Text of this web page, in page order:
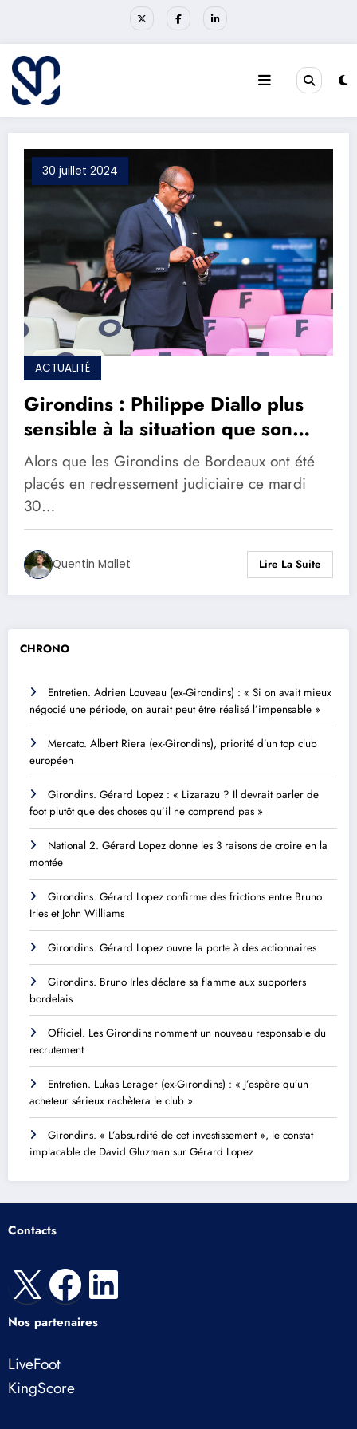
30 juillet 2024
ACTUALITÉ
Girondins : Philippe Diallo plus
sensible à la situation que son
prédécesseur
Alors que les Girondins de Bordeaux ont été
placés en redressement judiciaire ce mardi
30…
Quentin Mallet Lire La Suite
CHRONO
Entretien. Adrien Louveau (ex-Girondins) : « Si on avait mieux
négocié une période, on aurait peut être réalisé l’impensable »
Mercato. Albert Riera (ex-Girondins), priorité d’un top club
européen
Girondins. Gérard Lopez : « Lizarazu ? Il devrait parler de
foot plutôt que des choses qu’il ne comprend pas »
National 2. Gérard Lopez donne les 3 raisons de croire en la
montée
Girondins. Gérard Lopez confirme des frictions entre Bruno
Irles et John Williams
Girondins. Gérard Lopez ouvre la porte à des actionnaires
Girondins. Bruno Irles déclare sa flamme aux supporters
bordelais
Officiel. Les Girondins nomment un nouveau responsable du
recrutement
Entretien. Lukas Lerager (ex-Girondins) : « J’espère qu’un
acheteur sérieux rachètera le club »
Girondins. « L’absurdité de cet investissement », le constat
implacable de David Gluzman sur Gérard Lopez
Contacts
X Facebook
LinkedIn
Nos partenaires
LiveFoot
KingScore